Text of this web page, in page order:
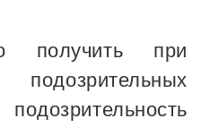
получить при